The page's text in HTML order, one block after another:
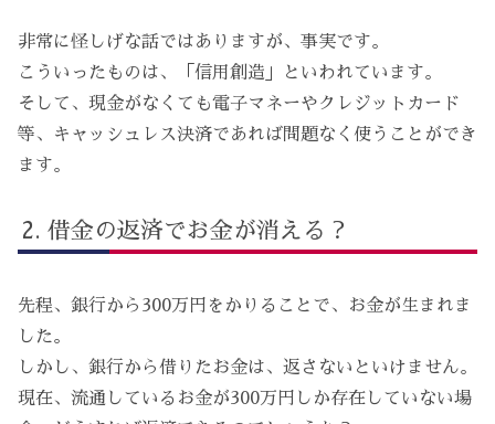
非常に怪しげな話ではありますが、事実です。
こういったものは、「信用創造」といわれています。
そして、現金がなくても電子マネーやクレジットカード
等、キャッシュレス決済であれば問題なく使うことができ
ます。
借金の返済でお金が消える？
先程、銀行から300万円をかりることで、お金が生まれま
した。
しかし、銀行から借りたお金は、返さないといけません。
現在、流通しているお金が300万円しか存在していない場